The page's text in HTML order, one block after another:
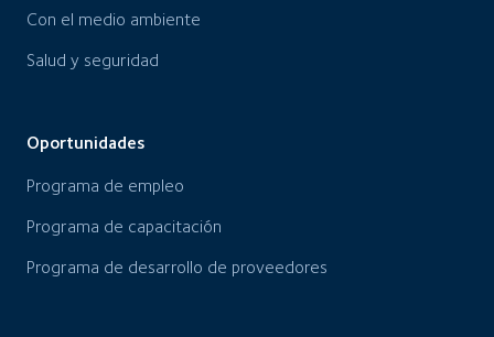
Con el medio ambiente
Salud y seguridad
Oportunidades
Programa de empleo
Programa de capacitación
Programa de desarrollo de proveedores